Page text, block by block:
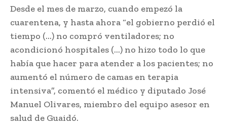
Desde el mes de marzo, cuando empezó la
cuarentena, y hasta ahora “el gobierno perdió el
tiempo (…) no compró ventiladores; no
acondicionó hospitales (…) no hizo todo lo que
había que hacer para atender a los pacientes; no
aumentó el número de camas en terapia
intensiva”, comentó el médico y diputado José
Manuel Olivares, miembro del equipo asesor en
salud de Guaidó.